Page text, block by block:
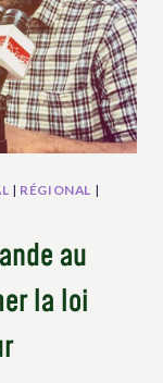
| RÉGIONAL |
au
la loi